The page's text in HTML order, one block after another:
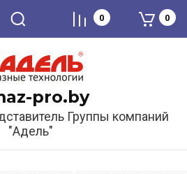
pro.by
Группы компаний
"Адель"
0 0